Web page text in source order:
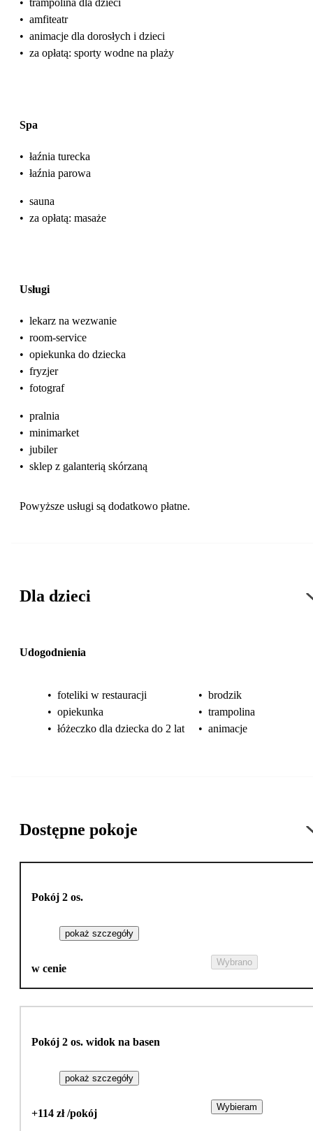
• trampolina dla dzieci
• amfiteatr
• animacje dla dorosłych i dzieci
• za opłatą: sporty wodne na plaży
Spa
• łaźnia turecka
• łaźnia parowa
• sauna
• za opłatą: masaże
Usługi
• lekarz na wezwanie
• room-service
• opiekunka do dziecka
• fryzjer
• fotograf
• pralnia
• minimarket
• jubiler
• sklep z galanterią skórzaną
Powyższe usługi są dodatkowo płatne.
Dla dzieci
Udogodnienia
• foteliki w restauracji
• opiekunka
• łóżeczko dla dziecka do 2 lat
• brodzik
• trampolina
• animacje
Dostępne pokoje
Pokój 2 os.
pokaż szczegóły
w cenie
Wybrano
Pokój 2 os. widok na basen
pokaż szczegóły
+114 zł /pokój
Wybieram